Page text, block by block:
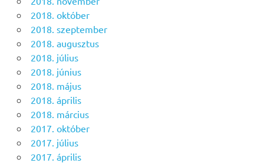
2018. október
2018. szeptember
2018. augusztus
2018. július
2018. június
2018. május
2018. április
2018. március
2017. október
2017. július
2017. április